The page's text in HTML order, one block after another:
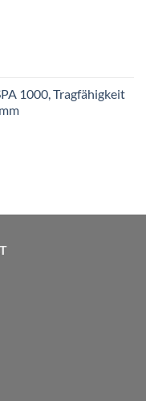
1000, Tragfähigkeit